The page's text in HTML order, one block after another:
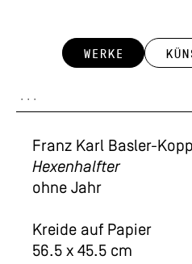
WERKE
Franz Karl Basler-Kopp
Hexenhalfter
ohne Jahr
Kreide auf Papier
56.5 x 45.5 cm